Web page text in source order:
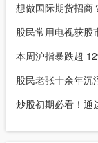
想做国际期货招商
股民常用电视获股
本周沪指暴跌超
股民老张十余年沉
炒股初期必看！通